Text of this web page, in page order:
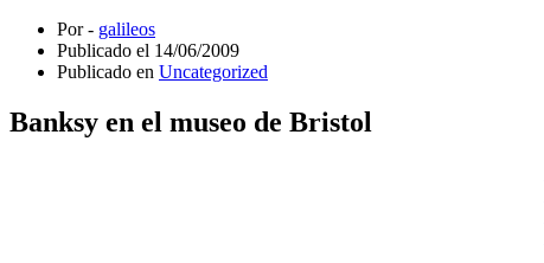
Por - galileos
Publicado el 14/06/2009
Publicado en Uncategorized
Banksy en el museo de Bristol